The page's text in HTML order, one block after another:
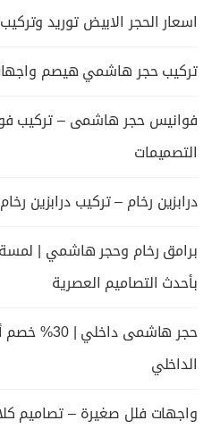
اسعار الحجر الابيض توريد
تركيب حجر هاشمي هيصم
فوانيس حجر هاشمى – تركيب
التصميمات
درابزين رخام – تركيب درابزين
برامق رخام وحجر هاشمي | لمسة
بأحدث التصاميم العصرية
حجر هاشمى
الداخلي
واجهات فلل صغيرة – تصاميم